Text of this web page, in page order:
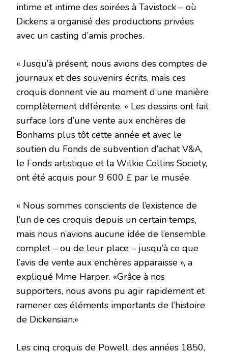
intime et intime des soirées à Tavistock – où
Dickens a organisé des productions privées
avec un casting d’amis proches.
« Jusqu’à présent, nous avions des comptes de
journaux et des souvenirs écrits, mais ces
croquis donnent vie au moment d’une manière
complètement différente. » Les dessins ont fait
surface lors d’une vente aux enchères de
Bonhams plus tôt cette année et avec le
soutien du Fonds de subvention d’achat V&A,
le Fonds artistique et la Wilkie Collins Society,
ont été acquis pour 9 600 £ par le musée.
« Nous sommes conscients de l’existence de
l’un de ces croquis depuis un certain temps,
mais nous n’avions aucune idée de l’ensemble
complet – ou de leur place – jusqu’à ce que
l’avis de vente aux enchères apparaisse », a
expliqué Mme Harper. «Grâce à nos
supporters, nous avons pu agir rapidement et
ramener ces éléments importants de l’histoire
de Dickensian.»
Les cinq croquis de Powell, des années 1850,